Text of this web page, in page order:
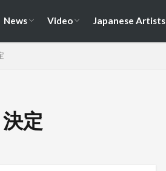
News Video Japanese Artists
定